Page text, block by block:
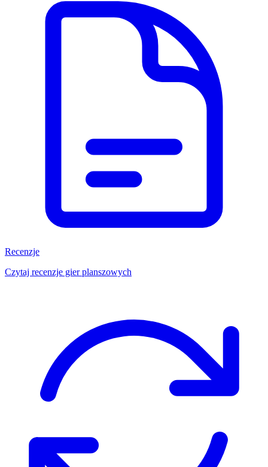
Recenzje
Czytaj recenzje gier planszowych